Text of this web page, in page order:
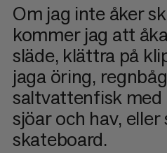
Om jag inte åker
kommer jag att
släde, klättra på
jaga öring,
saltvattenfisk
sjöar och hav,
skateboard.